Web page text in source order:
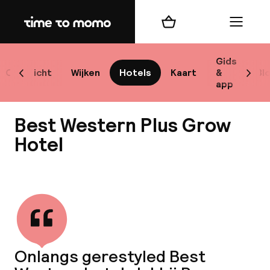
Home
Overzicht Wijken Hotels Kaart
Gids
&
app
Scroll naar links
Winkelmand Menu
Best Western Plus Grow
Hotel
Onlangs gerestyled Best